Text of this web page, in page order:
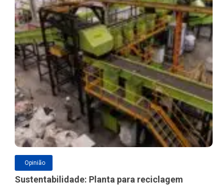
Opinião
Sustentabilidade: Planta para reciclagem